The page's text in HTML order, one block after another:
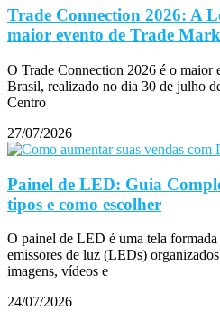
Trade Connection 2026: A
maior evento de Trade
O Trade Connection 2026 é o maior
Brasil, realizado no dia 30 de julho
Centro
27/07/2026
Painel de LED: Guia
tipos e como escolher
O painel de LED é uma tela
emissores de luz (LEDs)
imagens, vídeos e
24/07/2026